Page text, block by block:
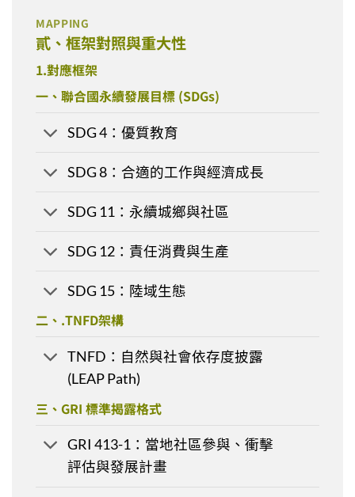
MAPPING
貳、框架對照與重大性
1.對應框架
一、聯合國永續發展目標 (SDGs)
SDG 4：優質教育
SDG 8：合適的工作與經濟成長
SDG 11：永續城鄉與社區
SDG 12：責任消費與生產
SDG 15：陸域生態
二、.TNFD架構
TNFD：自然與社會依存度披露
(LEAP Path)
三、GRI 標準揭露格式
GRI 413-1：當地社區參與、衝擊
評估與發展計畫